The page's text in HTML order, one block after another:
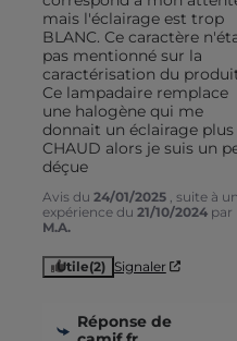
mais l'éclairage est trop
BLANC. Ce caractère
pas mentionné sur la
caractérisation du
Ce lampadaire remplace
une halogène qui me
donnait un éclairage plus
CHAUD alors je suis un
déçue
Avis du 24/01/2025
, suite à
expérience du 21/10/2024 par
M.A.
Utile(2) Signaler
Réponse de